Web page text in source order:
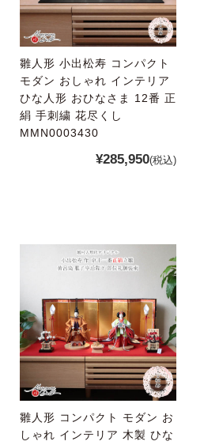
雛人形 小出松寿 コンパクト
モダン おしゃれ インテリア
ひな人形 おひなさま 12番 正
絹 手刺繍 花尽くし
MMN0003430
¥285,950(税込)
雛人形 コンパクト モダン お
しゃれ インテリア 木製 ひな